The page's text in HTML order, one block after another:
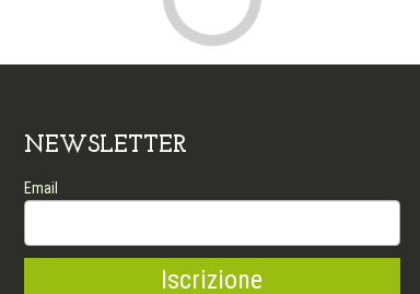
NEWSLETTER
Email